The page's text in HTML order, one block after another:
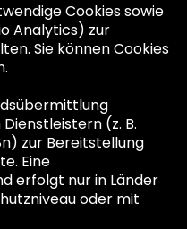
Cookies sowie
Analytics) zur
Sie können Cookies
(z. B.
zur Bereitstellung
Eine
erfolgt nur in Länder
oder mit